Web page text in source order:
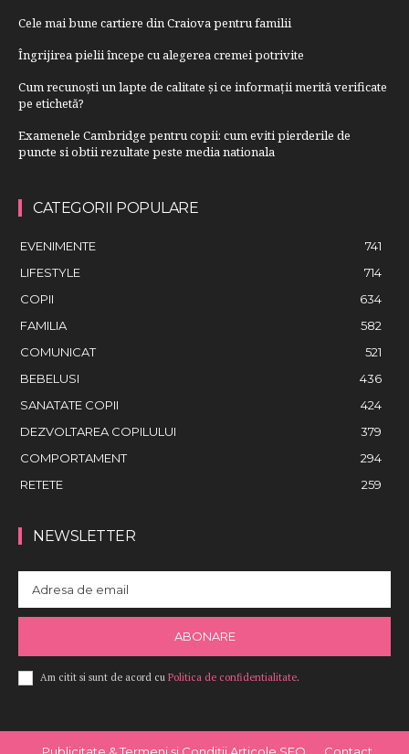
Cele mai bune cartiere din Craiova pentru familii
Îngrijirea pielii începe cu alegerea cremei potrivite
Cum recunoști un lapte de calitate și ce informații merită verificate
pe etichetă?
Examenele Cambridge pentru copii: cum eviti pierderile de
puncte si obtii rezultate peste media nationala
CATEGORII POPULARE
EVENIMENTE
741
LIFESTYLE
714
COPII
634
FAMILIA
582
COMUNICAT
521
BEBELUSI
436
SANATATE COPII
424
DEZVOLTAREA COPILULUI
379
COMPORTAMENT
294
RETETE
259
NEWSLETTER
ABONARE
Am citit si sunt de acord cu Politica de confidentialitate.
Publicitate & Termeni și Condiții Articole SEO Contact